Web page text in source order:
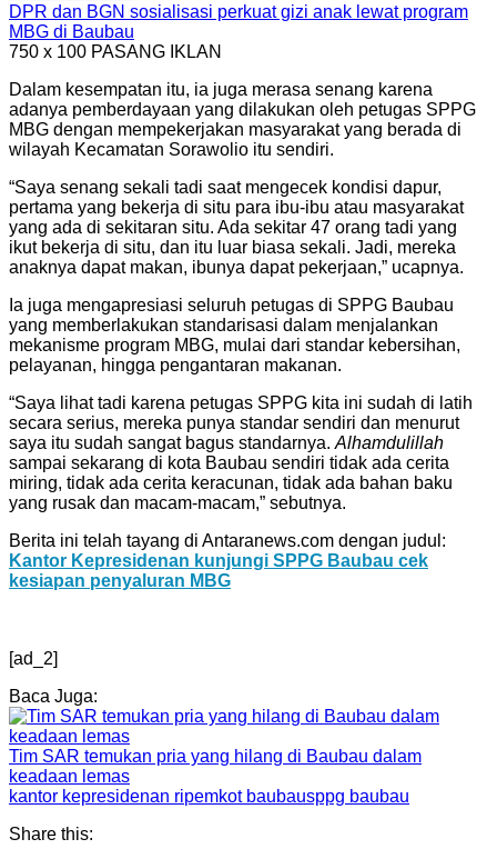
DPR dan BGN sosialisasi perkuat gizi anak lewat program
MBG di Baubau
750 x 100 PASANG IKLAN
Dalam kesempatan itu, ia juga merasa senang karena
adanya pemberdayaan yang dilakukan oleh petugas SPPG
MBG dengan mempekerjakan masyarakat yang berada di
wilayah Kecamatan Sorawolio itu sendiri.
“Saya senang sekali tadi saat mengecek kondisi dapur,
pertama yang bekerja di situ para ibu-ibu atau masyarakat
yang ada di sekitaran situ. Ada sekitar 47 orang tadi yang
ikut bekerja di situ, dan itu luar biasa sekali. Jadi, mereka
anaknya dapat makan, ibunya dapat pekerjaan,” ucapnya.
Ia juga mengapresiasi seluruh petugas di SPPG Baubau
yang memberlakukan standarisasi dalam menjalankan
mekanisme program MBG, mulai dari standar kebersihan,
pelayanan, hingga pengantaran makanan.
“Saya lihat tadi karena petugas SPPG kita ini sudah di latih
secara serius, mereka punya standar sendiri dan menurut
saya itu sudah sangat bagus standarnya. Alhamdulillah
sampai sekarang di kota Baubau sendiri tidak ada cerita
miring, tidak ada cerita keracunan, tidak ada bahan baku
yang rusak dan macam-macam,” sebutnya.
Berita ini telah tayang di Antaranews.com dengan judul:
Kantor Kepresidenan kunjungi SPPG Baubau cek
kesiapan penyaluran MBG
[ad_2]
Baca Juga:
Tim SAR temukan pria yang hilang di Baubau dalam
keadaan lemas
kantor kepresidenan ripemkot baubausppg baubau
Share this: